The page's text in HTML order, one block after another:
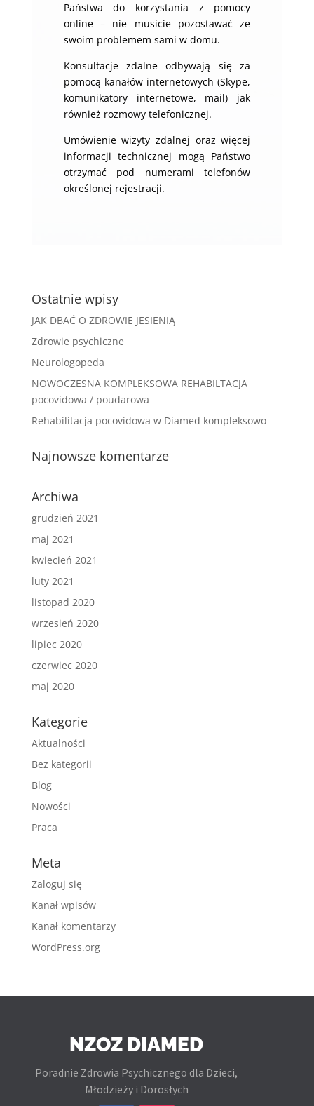
Państwa do korzystania z pomocy
online – nie musicie pozostawać ze
swoim problemem sami w domu.
Konsultacje zdalne odbywają się za
pomocą kanałów internetowych (Skype,
komunikatory internetowe, mail) jak
również rozmowy telefonicznej.
Umówienie wizyty zdalnej oraz więcej
informacji technicznej mogą Państwo
otrzymać pod numerami telefonów
określonej rejestracji.
Ostatnie wpisy
JAK DBAĆ O ZDROWIE JESIENIĄ
Zdrowie psychiczne
Neurologopeda
NOWOCZESNA KOMPLEKSOWA REHABILTACJA
pocovidowa / poudarowa
Rehabilitacja pocovidowa w Diamed kompleksowo
Najnowsze komentarze
Archiwa
grudzień 2021
maj 2021
kwiecień 2021
luty 2021
listopad 2020
wrzesień 2020
lipiec 2020
czerwiec 2020
maj 2020
Kategorie
Aktualności
Bez kategorii
Blog
Nowości
Praca
Meta
Zaloguj się
Kanał wpisów
Kanał komentarzy
WordPress.org
NZOZ DIAMED
Poradnie Zdrowia Psychicznego dla Dzieci,
Młodzieży i Dorosłych